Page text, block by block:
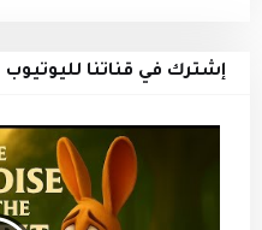
إشترك في قناتنا لليوتيوب